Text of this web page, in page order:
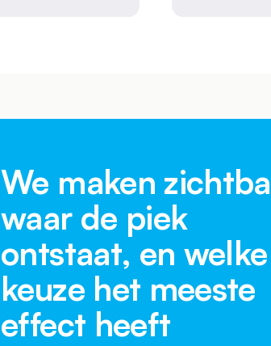
We maken
waar de piek
ontstaat, en welke
keuze het meeste
effect heeft